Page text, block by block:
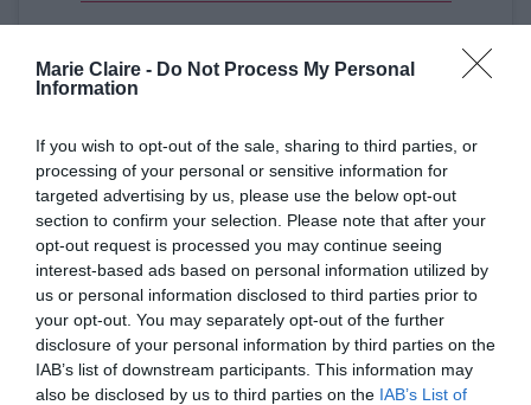
Marie Claire - Do Not Process My Personal
Information
If you wish to opt-out of the sale, sharing to third parties, or
processing of your personal or sensitive information for
targeted advertising by us, please use the below opt-out
section to confirm your selection. Please note that after your
opt-out request is processed you may continue seeing
interest-based ads based on personal information utilized by
us or personal information disclosed to third parties prior to
your opt-out. You may separately opt-out of the further
disclosure of your personal information by third parties on the
IAB’s list of downstream participants. This information may
also be disclosed by us to third parties on the IAB’s List of
Και γιατί να περιοριστεί κανείς σε μία μόνο
έντονα print μπορεί να συνδυαστεί άψογα με ένα
chunky κολιέ, πολλαπλά βραχιόλια και ένα
ζευγάρι statement γυαλιά ηλίου. Το αποτέλεσμα
γεμάτο αυτοπεποίθηση και καλοκαιρινή διάθεση
μπορεί να μας πείσει πως και η υπερβολή έχει
την καλαισθησία της αν εφαρμοστεί σωστά –
και
την υποστηρίζουμεοι ίδιες.